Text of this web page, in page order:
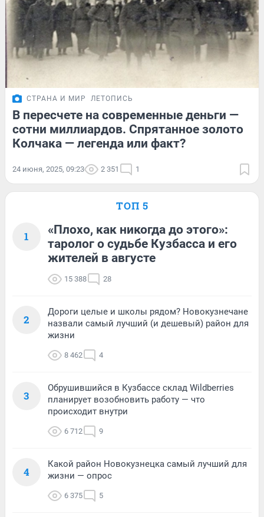
СТРАНА И МИР ЛЕТОПИСЬ
В пересчете на современные деньги —
сотни миллиардов. Спрятанное золото
Колчака — легенда или факт?
24 июня, 2025, 09:23 2 351 1
ТОП 5
1
«Плохо, как никогда до этого»:
таролог о судьбе Кузбасса и его
жителей в августе
15 388 28
2
Дороги целые и школы рядом? Новокузнечане
назвали самый лучший (и дешевый) район для
жизни
8 462 4
3
Обрушившийся в Кузбассе склад Wildberries
планирует возобновить работу — что
происходит внутри
6 712 9
4
Какой район Новокузнецка самый лучший для
жизни — опрос
6 375 5